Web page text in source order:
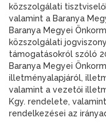
közszolgálati
valamint a Baranya
Baranya Megyei
közszolgálati
támogatásokról szóló
Baranya Megyei
illetményalapjáról,
valamint a vezetői
Kgy. rendelete,
rendelkezései az